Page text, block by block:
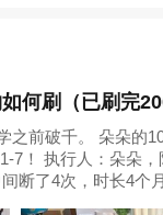
何刷（已刷完
之前破千。 朵朵的
7！ 执行人：朵朵
断了4次，时长4个